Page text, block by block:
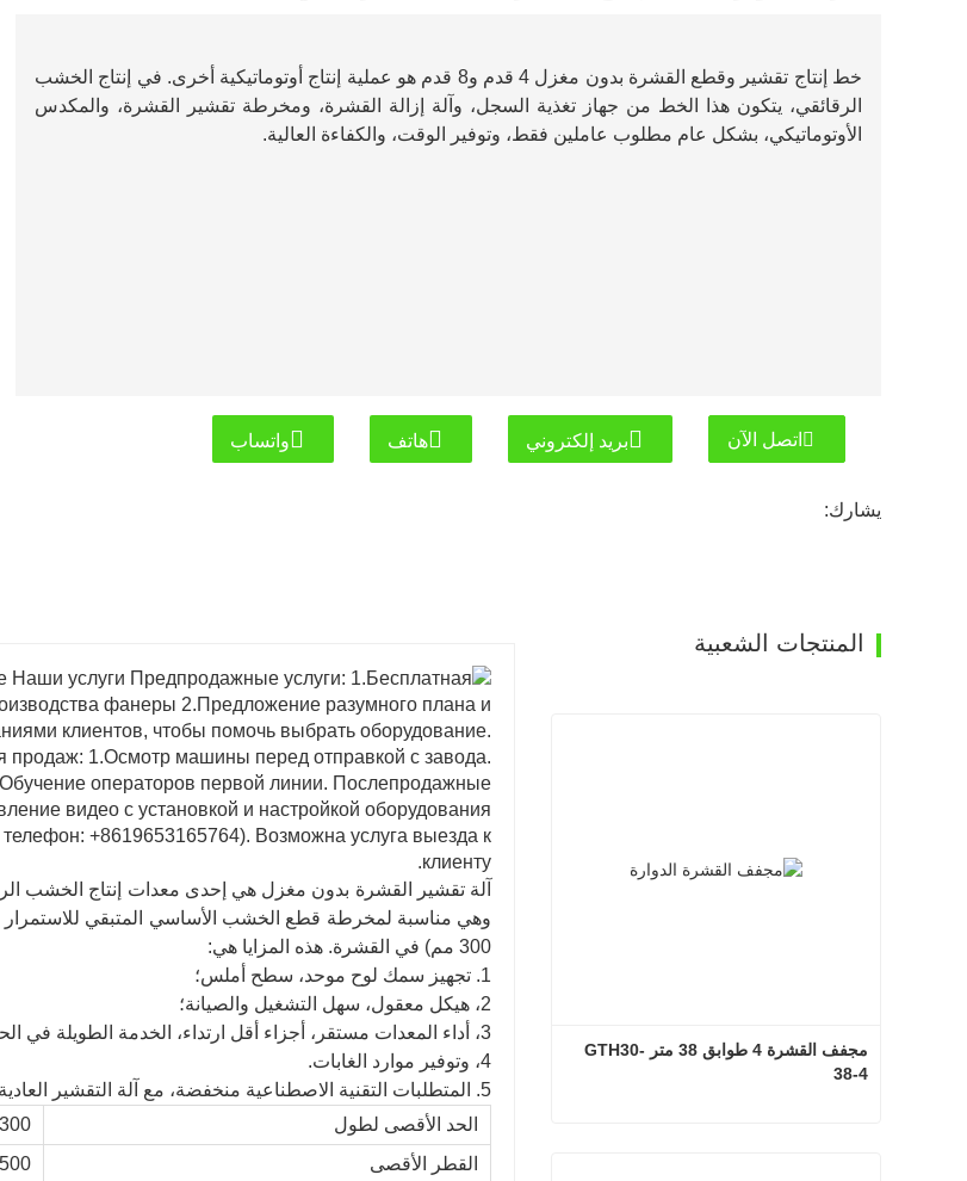
خط إنتاج تقشير وقطع القشرة بدون مغزل 4 قدم و8 قدم هو عملية إنتاج أوتوماتيكية أخرى. في إنتاج الخشب
الرقائقي، يتكون هذا الخط من جهاز تغذية السجل، وآلة إزالة القشرة، ومخرطة تقشير القشرة، والمكدس
الأوتوماتيكي، بشكل عام مطلوب عاملين فقط، وتوفير الوقت، والكفاءة العالية.
اتصل الآن بريد إلكتروني هاتف واتساب
يشارك:
آلة تقشير القشرة بدون مغزل هي إحدى معدات إنتاج الخشب
وهي مناسبة لمخرطة قطع الخشب الأساسي المتبقي
300 مم) في القشرة. هذه المزايا هي:
1. تجهيز سمك لوح موحد، سطح أملس؛
2، هيكل معقول، سهل التشغيل والصيانة؛
3، أداء المعدات مستقر، أجزاء أقل ارتداء، الخدمة الطويلة في الحياة؛
4، وتوفير موارد الغابات.
5. المتطلبات التقنية الاصطناعية منخفضة، مع آلة التقشير العادية، الخطأ هو ±0.1 مم.
الحد الأقصى لطول
1300
القطر الأقصى
500 ملم
المنتجات الشعبية
مجفف القشرة 4 طوابق 38 متر GTH30-
38-4